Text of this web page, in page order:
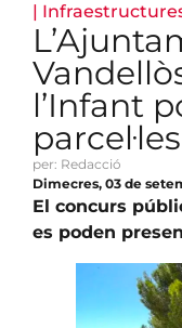
|
l’Infant
per: Redacció
Dimecres, 03 de
El concurs
es poden